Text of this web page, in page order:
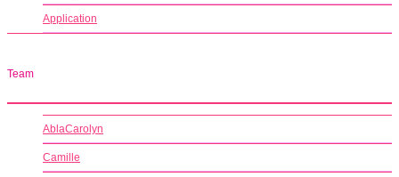
Application
Team
AblaCarolyn
Camille